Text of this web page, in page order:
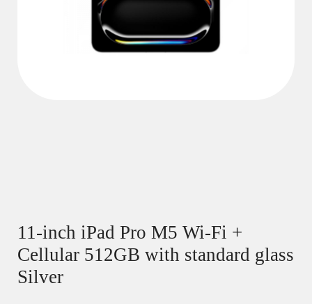
11-inch iPad Pro M5 Wi-Fi +
Cellular 512GB with standard glass
Silver